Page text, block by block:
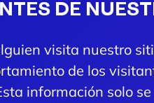
DE
visita nuestro
de los
información solo